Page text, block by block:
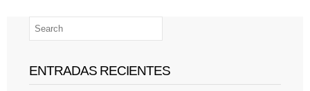
ENTRADAS RECIENTES